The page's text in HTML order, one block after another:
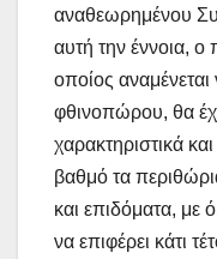
αναθεωρημένου
αυτή την έννοια,
οποίος αναμένεται
φθινοπώρου, θα
χαρακτηριστικά
βαθμό τα
και επιδόματα, με
να επιφέρει κάτι